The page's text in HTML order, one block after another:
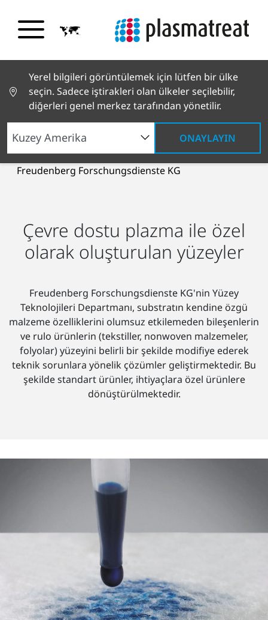
Yerel bilgileri görüntülemek için lütfen bir ülke
seçin. Sadece iştirakleri olan ülkeler seçilebilir,
diğerleri genel merkez tarafından yönetilir.
ONAYLAYIN
Sürdürülebilirlik ve İnovasyo
İş Ortakları
Freudenberg Forschungsdienste KG
Çevre dostu plazma ile özel
olarak oluşturulan yüzeyler
Freudenberg Forschungsdienste KG'nin Yüzey
Teknolojileri Departmanı, substratın kendine özgü
malzeme özelliklerini olumsuz etkilemeden bileşenlerin
ve rulo ürünlerin (tekstiller, nonwoven malzemeler,
folyolar) yüzeyini belirli bir şekilde modifiye ederek
teknik sorunlara yönelik çözümler geliştirmektedir. Bu
şekilde standart ürünler, ihtiyaçlara özel ürünlere
dönüştürülmektedir.